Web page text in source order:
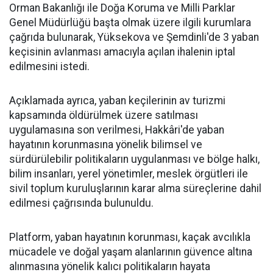
Orman Bakanlığı ile Doğa Koruma ve Milli Parklar
Genel Müdürlüğü başta olmak üzere ilgili kurumlara
çağrıda bulunarak, Yüksekova ve Şemdinli'de 3 yaban
keçisinin avlanması amacıyla açılan ihalenin iptal
edilmesini istedi.
Açıklamada ayrıca, yaban keçilerinin av turizmi
kapsamında öldürülmek üzere satılması
uygulamasına son verilmesi, Hakkâri'de yaban
hayatının korunmasına yönelik bilimsel ve
sürdürülebilir politikaların uygulanması ve bölge halkı,
bilim insanları, yerel yönetimler, meslek örgütleri ile
sivil toplum kuruluşlarının karar alma süreçlerine dahil
edilmesi çağrısında bulunuldu.
Platform, yaban hayatının korunması, kaçak avcılıkla
mücadele ve doğal yaşam alanlarının güvence altına
alınmasına yönelik kalıcı politikaların hayata